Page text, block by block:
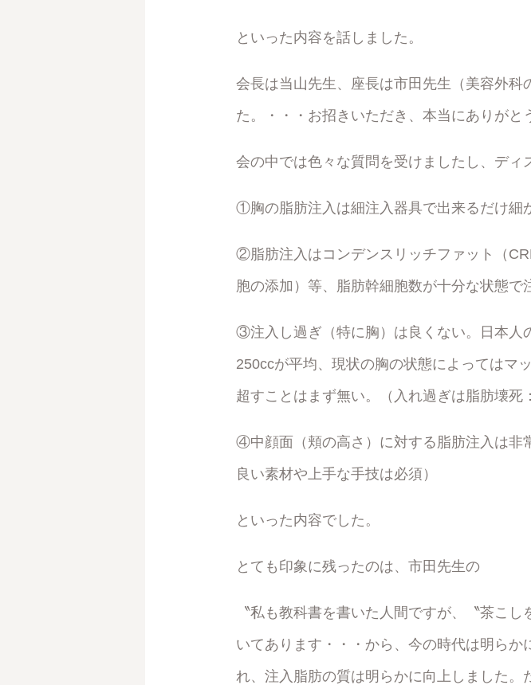
といった内容を話しました。
会長は当山先生、座長は市田先生（美容外
た。・・・お招きいただき、本当にありがと
会の中では色々な質問を受けましたし、デ
①胸の脂肪注入は細注入器具で出来るだけ細
②脂肪注入はコンデンスリッチファット（
胞の添加）等、脂肪幹細胞数が十分な状態で
③注入し過ぎ（特に胸）は良くない。日本人
250ccが平均、現状の胸の状態によってはマ
超すことはまず無い。（入れ過ぎは脂肪壊死
④中顔面（頬の高さ）に対する脂肪注入は非
良い素材や上手な手技は必須）
といった内容でした。
とても印象に残ったのは、市田先生の
〝私も教科書を書いた人間ですが、〝茶こ
いてあります・・・から、今の時代は明ら
れ、注入脂肪の質は明らかに向上しました。